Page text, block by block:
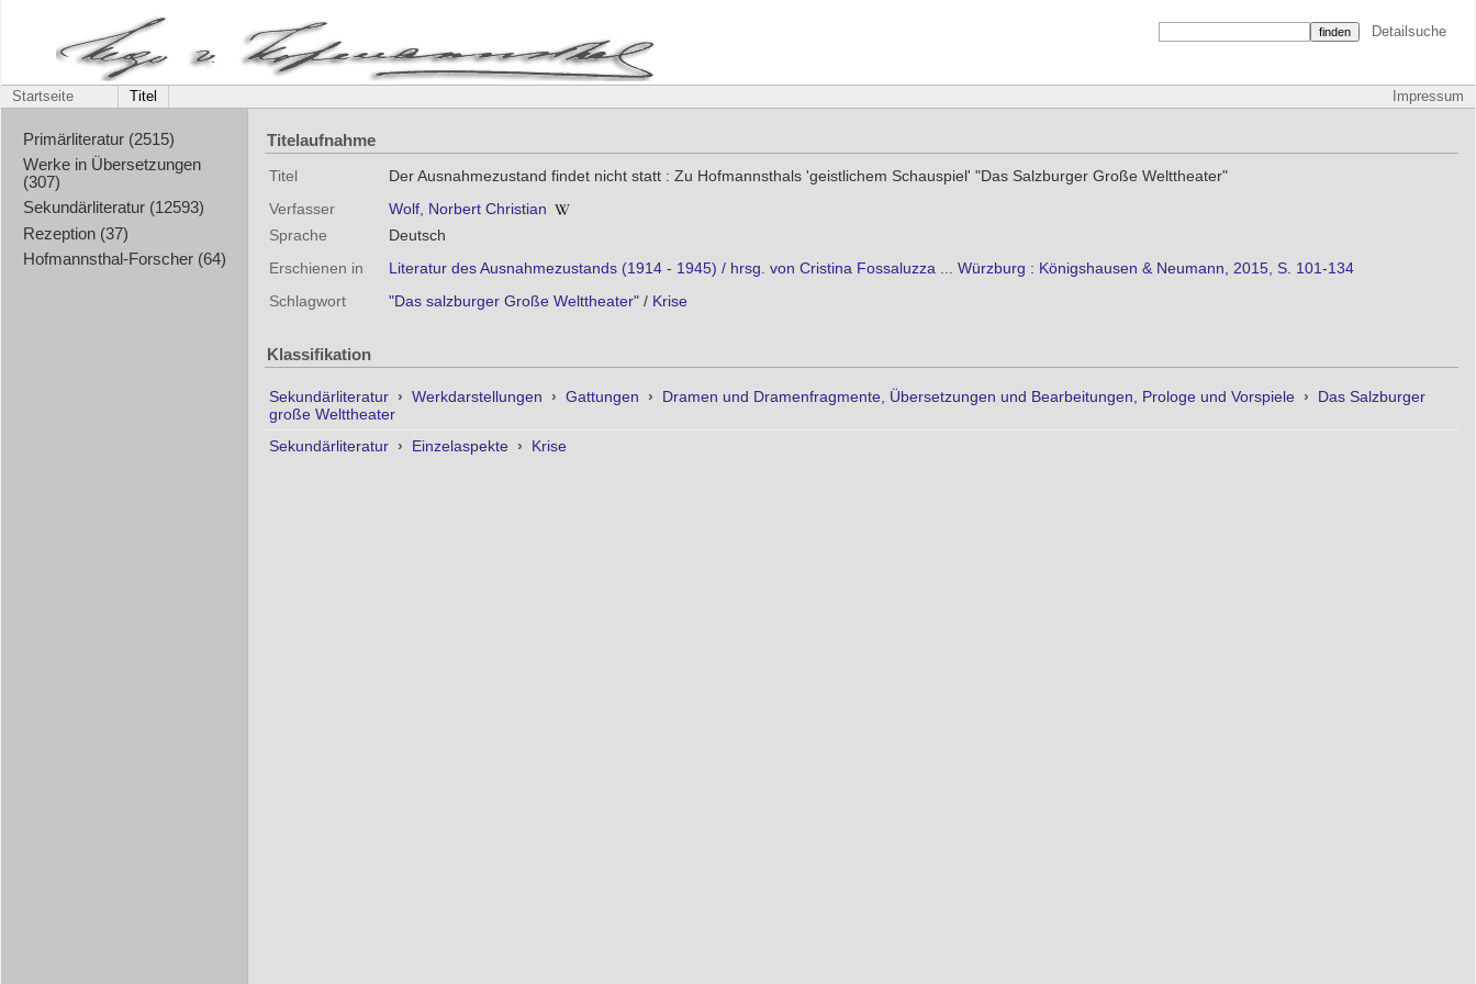
Detailsuche
Impressum
Startseite Titel
Primärliteratur (2515)
Werke in Übersetzungen
(307)
Sekundärliteratur (12593)
Rezeption (37)
Hofmannsthal-Forscher (64)
Titelaufnahme
Titel
Der Ausnahmezustand findet nicht statt : Zu Hofmannsthals 'geistlichem Schauspiel' "Das Salzburger Große Welttheater"
Verfasser
Wolf, Norbert Christian
Sprache
Deutsch
Erschienen in
Literatur des Ausnahmezustands (1914 - 1945) / hrsg. von Cristina Fossaluzza ... Würzburg : Königshausen & Neumann, 2015, S. 101-134
Schlagwort
"Das salzburger Große Welttheater"/ Krise
Klassifikation
Sekundärliteratur › Werkdarstellungen › Gattungen › Dramen und Dramenfragmente, Übersetzungen und Bearbeitungen, Prologe und Vorspiele ›
Das Salzburger
große Welttheater
Sekundärliteratur › Einzelaspekte › Krise